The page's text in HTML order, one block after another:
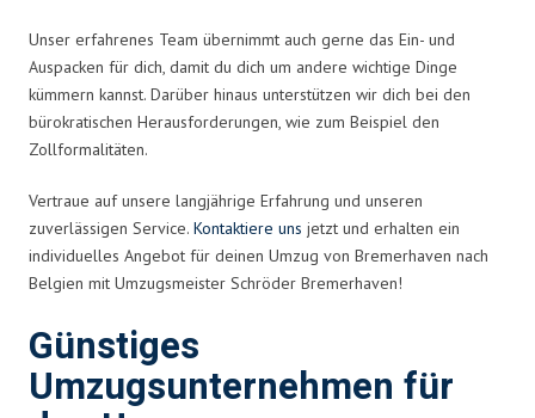
Unser erfahrenes Team übernimmt auch gerne das Ein- und
Auspacken für dich, damit du dich um andere wichtige Dinge
kümmern kannst. Darüber hinaus unterstützen wir dich bei den
bürokratischen Herausforderungen, wie zum Beispiel den
Zollformalitäten.
Vertraue auf unsere langjährige Erfahrung und unseren
zuverlässigen Service. Kontaktiere uns jetzt und erhalten ein
individuelles Angebot für deinen Umzug von Bremerhaven nach
Belgien mit Umzugsmeister Schröder Bremerhaven!
Günstiges
Umzugsunternehmen für